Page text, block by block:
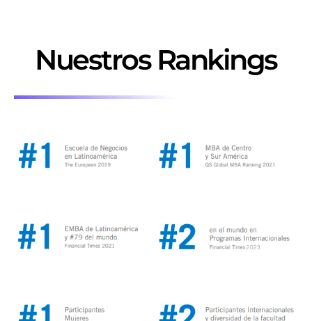
Nuestros Rankings